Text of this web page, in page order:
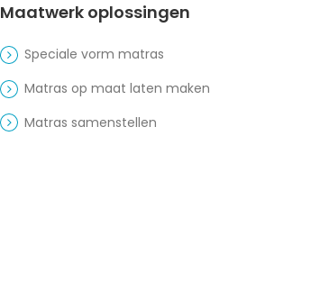
Maatwerk oplossingen
Speciale vorm matras
Matras op maat laten maken
Matras samenstellen